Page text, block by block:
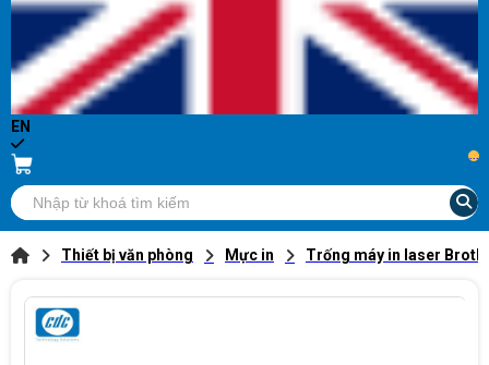
EN
...
Thiết bị văn phòng Mực in Trống máy in laser